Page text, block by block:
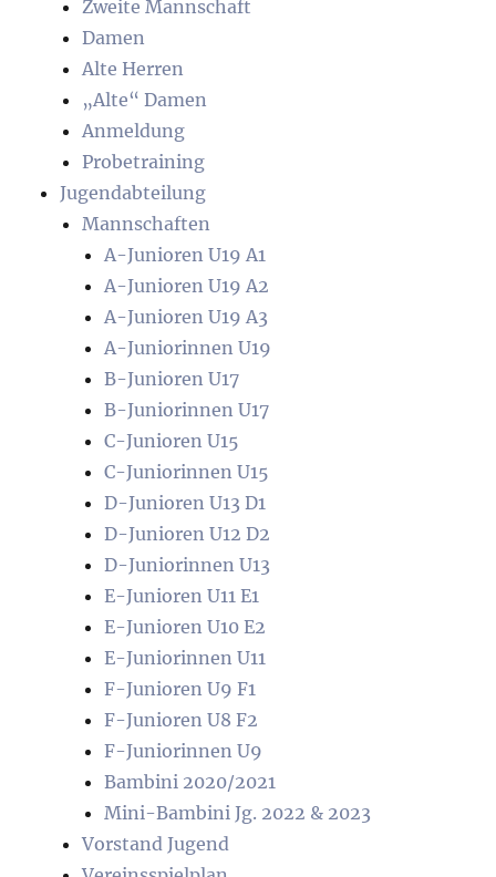
Zweite Mannschaft
Damen
Alte Herren
„Alte“ Damen
Anmeldung
Probetraining
Jugendabteilung
Mannschaften
A-Junioren U19 A1
A-Junioren U19 A2
A-Junioren U19 A3
A-Juniorinnen U19
B-Junioren U17
B-Juniorinnen U17
C-Junioren U15
C-Juniorinnen U15
D-Junioren U13 D1
D-Junioren U12 D2
D-Juniorinnen U13
E-Junioren U11 E1
E-Junioren U10 E2
E-Juniorinnen U11
F-Junioren U9 F1
F-Junioren U8 F2
F-Juniorinnen U9
Bambini 2020/2021
Mini-Bambini Jg. 2022 & 2023
Vorstand Jugend